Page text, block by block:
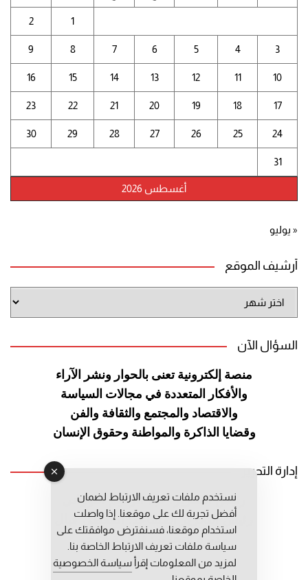
أغسطس 2026
1
2
3
4
5
6
7
8
9
10
11
12
13
14
15
16
17
18
19
20
21
22
23
24
25
26
27
28
29
30
31
« يوليو
أرشيف الموقع
الموقع
السؤال الآن
منصة إلكترونية تعنى بالحوار ونشر الآراء
والأفكار المتعددة في مجالات السياسة
والاقتصاد والمجتمع والثقافة والفن
وقضايا الذاكرة والمواطنة وحقوق الإنسان
إدارة التحرير
رئيس التحرير: عبد الرحيم التوراني
رئيس التحرير المساعد: المعطي قبال
مديرة التحرير: فاطمة حوحو
نستخدم ملفات تعريف الارتباط لضمان
أفضل تجربة لك على موقعنا. إذا واصلت
استخدام موقعنا، فسنفترض موافقتك على
سياسة ملفات تعريف الارتباط الخاصة بنا.
لمزيد من المعلومات إقرأ سياسة الخصوصية